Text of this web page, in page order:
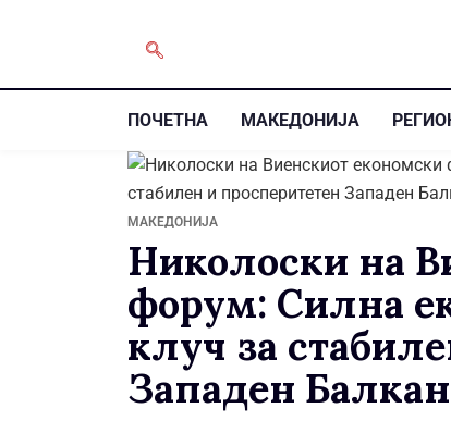
ПОЧЕТНА МАКЕДОНИЈА
МАКЕДОНИЈА
Николоски на
форум: Силна
клуч за
Западен Балкан